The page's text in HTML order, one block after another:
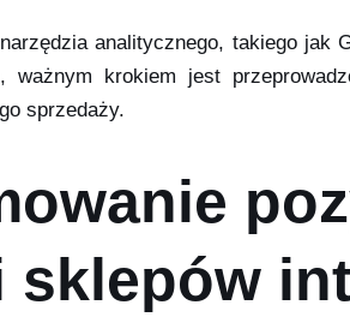
analitycznego, takiego
ważnym krokiem jest
sprzedaży.